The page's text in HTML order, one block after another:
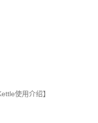
使用介绍】